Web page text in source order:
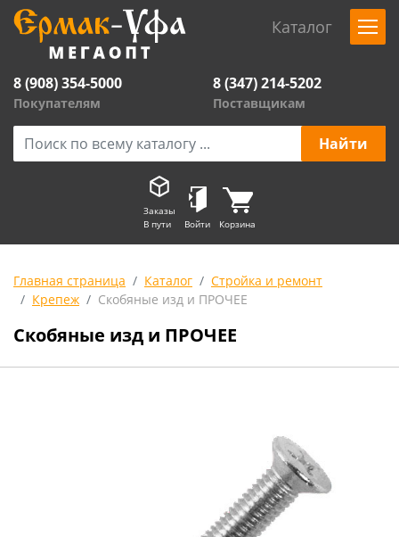
Каталог
8 (908) 354-5000
Покупателям
8 (347) 214-5202
Поставщикам
Заказы
В пути
Войти Корзина
Главная страница Каталог
Стройка и ремонт
Крепеж
Скобяные изд и ПРОЧЕЕ
Скобяные изд и ПРОЧЕЕ